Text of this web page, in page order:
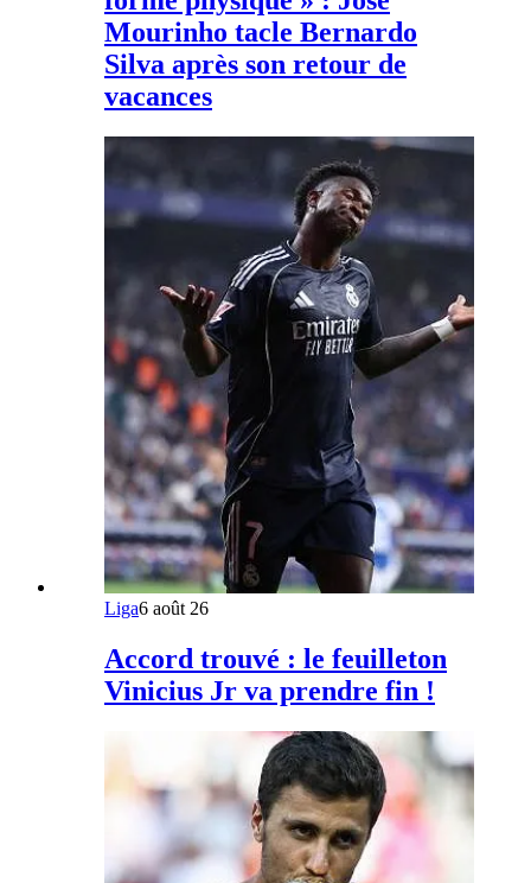
Mourinho tacle Bernardo
Silva après son retour de
vacances
Liga6 août 26
Accord trouvé : le feuilleton
Vinicius Jr va prendre fin !